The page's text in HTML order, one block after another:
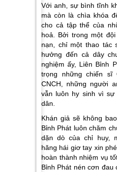
Với anh, sự bình tĩnh
mà còn là chìa khóa
cho cả tập thể của
hoả. Bởi trong một
nạn, chỉ một thao tác
hưởng đến cả dây
nghiệm ấy, Liên Bỉnh
trọng những chiến sĩ
CNCH, những người
vẫn luôn hy sinh vì sự
dân.
Khán giả sẽ không
Bỉnh Phát luôn chăm
dặn dò của chỉ huy,
hăng hái giơ tay xin
hoàn thành nhiệm vụ
Bỉnh Phát nén cơn đau